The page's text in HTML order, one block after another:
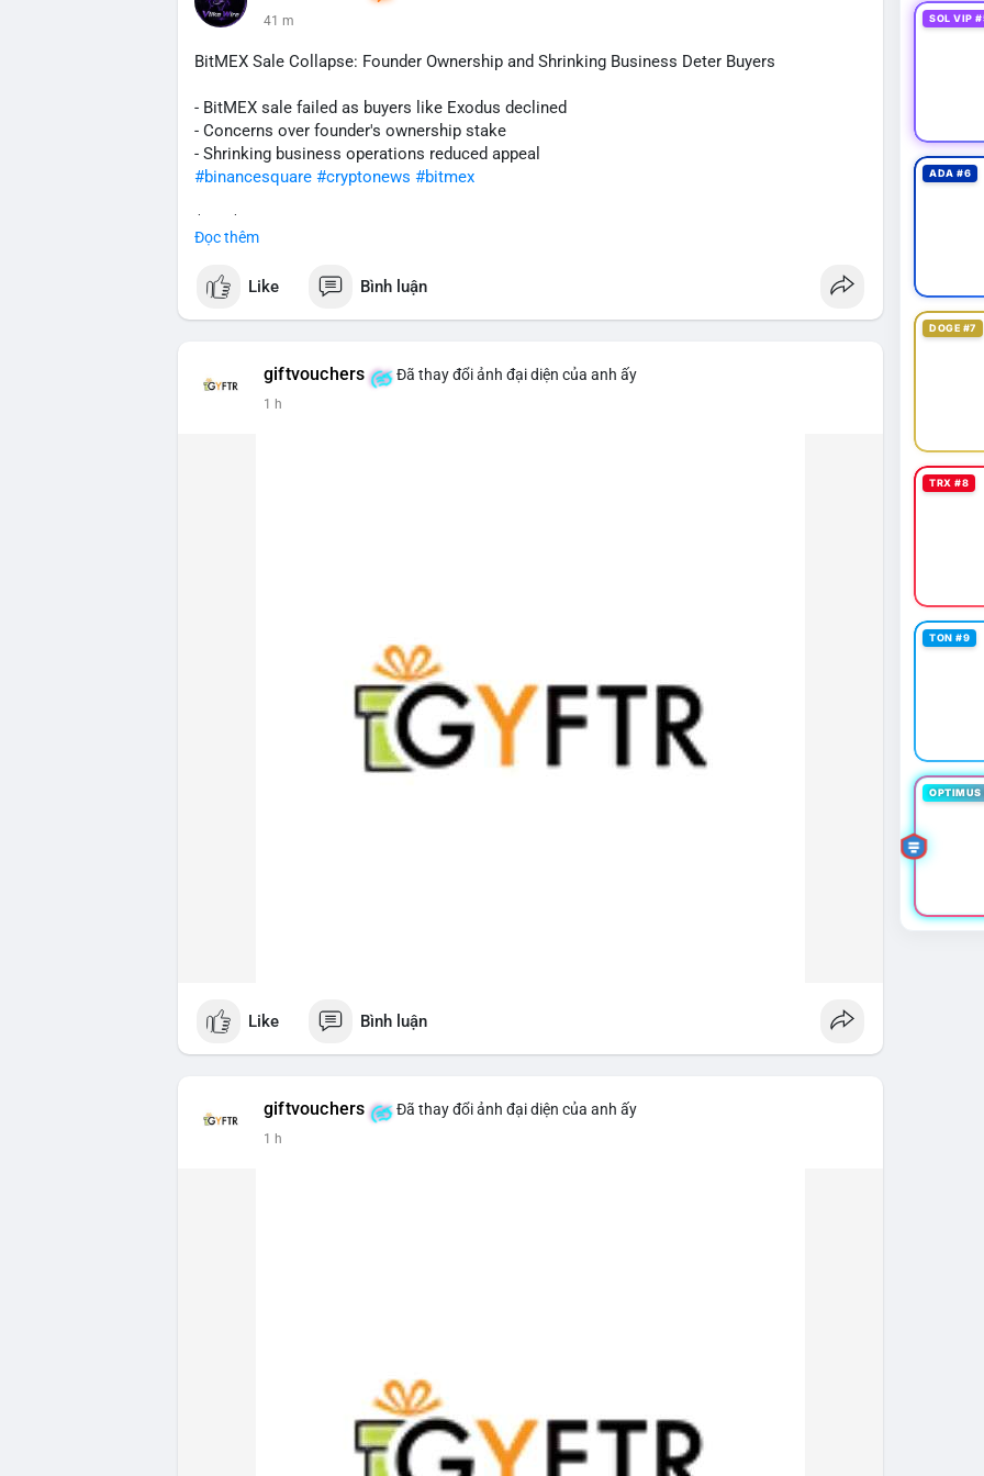
tin nếu dòng tiền đi vào kho lưu trữ lạnh.
Lời khuyên cho nhà đầu tư nhỏ lẻ:
hiện trên sàn giao dịch lớn, hãy cân nhắc giảm vị thế đòn bẩy. Ngược lại, nếu chuyển sang ví
lạnh, đây có thể là tín hiệu tích lũy tích cực. Luôn đặt lệnh stop-loss và tránh FOMO trong
biến động ngắn hạn.
41 m
BitMEX Sale Collapse: Founder Ownership and Shrinking Business Deter Buyers
- BitMEX sale failed as buyers like Exodus declined
- Concerns over founder's ownership stake
- Shrinking business operations reduced appeal
#binancesquare #cryptonews #bitmex
📰 Nguồn: CoinDesk
Đọc thêm
Like Bình luận
giftvouchers Đã thay đổi ảnh đại diện của anh ấy
1 h
Like Bình luận
giftvouchers Đã thay đổi ảnh đại diện của anh ấy
1 h
SOL VIP
ADA #6
DOGE #7
TRX #8
TON #9
OPTIMUS